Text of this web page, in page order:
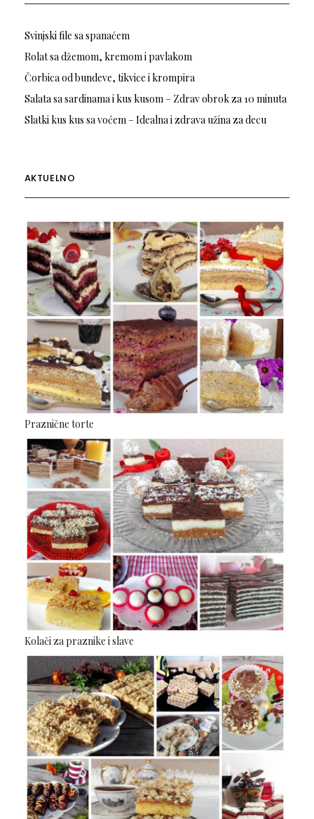
Svinjski file sa spanaćem
Rolat sa džemom, kremom i pavlakom
Čorbica od bundeve, tikvice i krompira
Salata sa sardinama i kus kusom – Zdrav obrok za 10 minuta
Slatki kus kus sa voćem – Idealna i zdrava užina za decu
AKTUELNO
Praznične torte
Kolači za praznike i slave